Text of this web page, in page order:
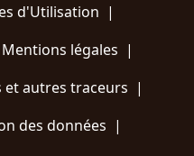
d'Utilisation |
Mentions légales |
et autres traceurs |
des données |